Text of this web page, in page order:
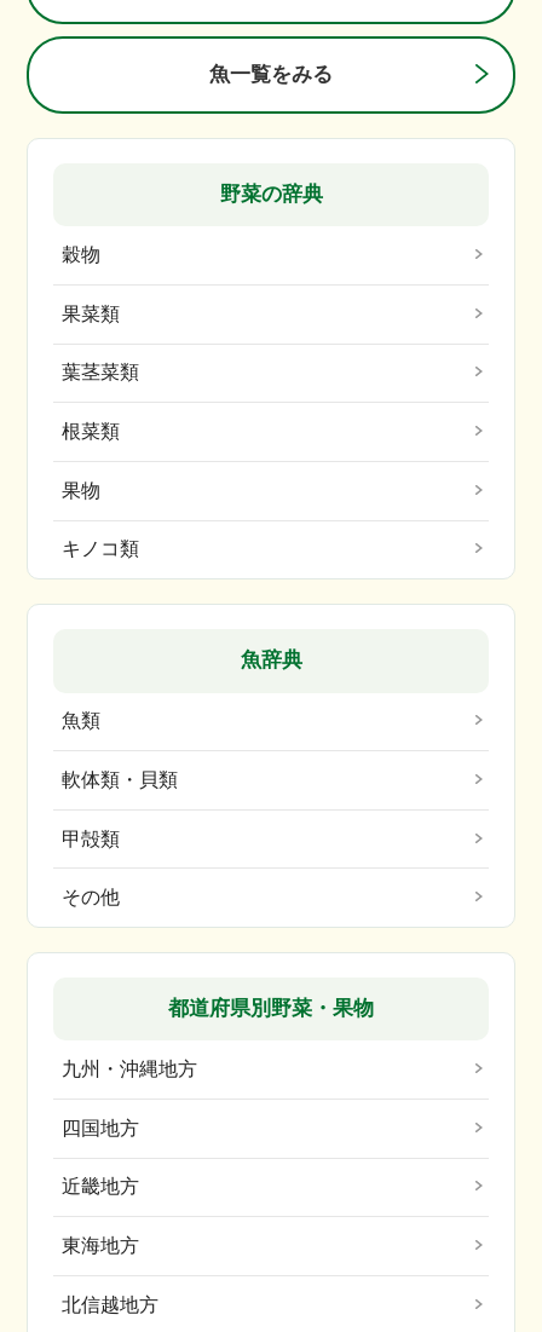
魚一覧をみる
野菜の辞典
穀物
果菜類
葉茎菜類
根菜類
果物
キノコ類
魚辞典
魚類
軟体類・貝類
甲殻類
その他
都道府県別野菜・果物
九州・沖縄地方
四国地方
近畿地方
東海地方
北信越地方